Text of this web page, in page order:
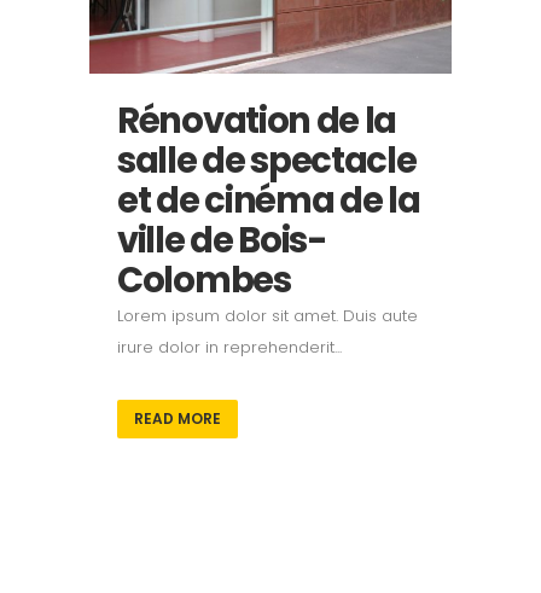
Rénovation de la
salle de spectacle
et de cinéma de la
ville de Bois-
Colombes
Lorem ipsum dolor sit amet. Duis aute
irure dolor in reprehenderit...
READ MORE